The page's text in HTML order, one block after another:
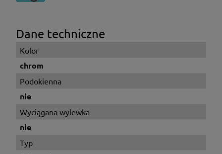
Dane techniczne
Kolor
chrom
Podokienna
nie
Wyciągana wylewka
nie
Typ